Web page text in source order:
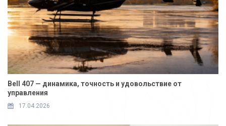
Bell 407 — динамика, точность и удовольствие от
управления
17.04.2026